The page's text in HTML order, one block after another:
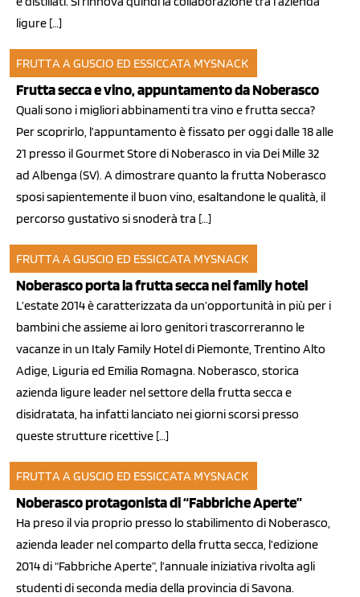
ligure […]
FRUTTA A GUSCIO ED ESSICCATA MYSNACK
05 ago 2014
Frutta secca e vino, appuntamento da Noberasco
Quali sono i migliori abbinamenti tra vino e frutta secca?
Per scoprirlo, l’appuntamento è fissato per oggi dalle 18 alle
21 presso il Gourmet Store di Noberasco in via Dei Mille 32
ad Albenga (SV). A dimostrare quanto la frutta Noberasco
sposi sapientemente il buon vino, esaltandone le qualità, il
percorso gustativo si snoderà tra […]
FRUTTA A GUSCIO ED ESSICCATA MYSNACK
30 giu 2014
Noberasco porta la frutta secca nei family hotel
L’estate 2014 è caratterizzata da un’opportunità in più per i
bambini che assieme ai loro genitori trascorreranno le
vacanze in un Italy Family Hotel di Piemonte, Trentino Alto
Adige, Liguria ed Emilia Romagna. Noberasco, storica
azienda ligure leader nel settore della frutta secca e
disidratata, ha infatti lanciato nei giorni scorsi presso
queste strutture ricettive […]
FRUTTA A GUSCIO ED ESSICCATA MYSNACK
17 feb 2014
Noberasco protagonista di “Fabbriche Aperte”
Ha preso il via proprio presso lo stabilimento di Noberasco,
azienda leader nel comparto della frutta secca, l’edizione
2014 di “Fabbriche Aperte”, l’annuale iniziativa rivolta agli
studenti di seconda media della provincia di Savona.